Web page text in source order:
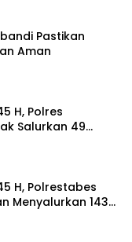
Pastikan
Aman
H, Polres
Salurkan 49
H, Polrestabes
Menyalurkan 143